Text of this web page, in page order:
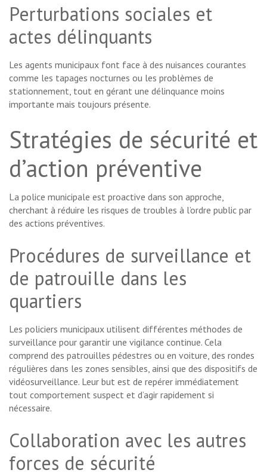
Perturbations sociales et
actes délinquants
Les agents municipaux font face à des nuisances courantes
comme les tapages nocturnes ou les problèmes de
stationnement, tout en gérant une délinquance moins
importante mais toujours présente.
Stratégies de sécurité et
d’action préventive
La police municipale est proactive dans son approche,
cherchant à réduire les risques de troubles à l’ordre public par
des actions préventives.
Procédures de surveillance et
de patrouille dans les
quartiers
Les policiers municipaux utilisent différentes méthodes de
surveillance pour garantir une vigilance continue. Cela
comprend des patrouilles pédestres ou en voiture, des rondes
régulières dans les zones sensibles, ainsi que des dispositifs de
vidéosurveillance. Leur but est de repérer immédiatement
tout comportement suspect et d’agir rapidement si
nécessaire.
Collaboration avec les autres
forces de sécurité